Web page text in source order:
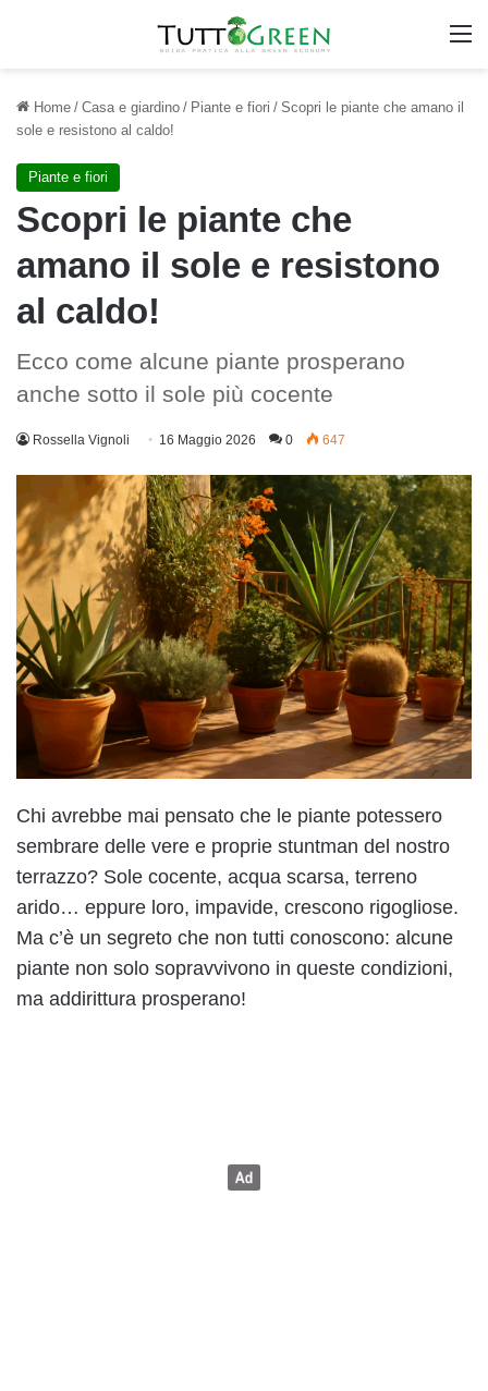
Home / Casa e giardino / Piante e fiori / Scopri le piante che amano il
sole e resistono al caldo!
Piante e fiori
Scopri le piante che
amano il sole e resistono
al caldo!
Ecco come alcune piante prosperano
anche sotto il sole più cocente
Rossella Vignoli 16 Maggio 2026 0 647
Chi avrebbe mai pensato che le piante potessero
sembrare delle vere e proprie stuntman del nostro
terrazzo? Sole cocente, acqua scarsa, terreno
arido… eppure loro, impavide, crescono rigogliose.
Ma c’è un segreto che non tutti conoscono: alcune
piante non solo sopravvivono in queste condizioni,
ma addirittura prosperano!